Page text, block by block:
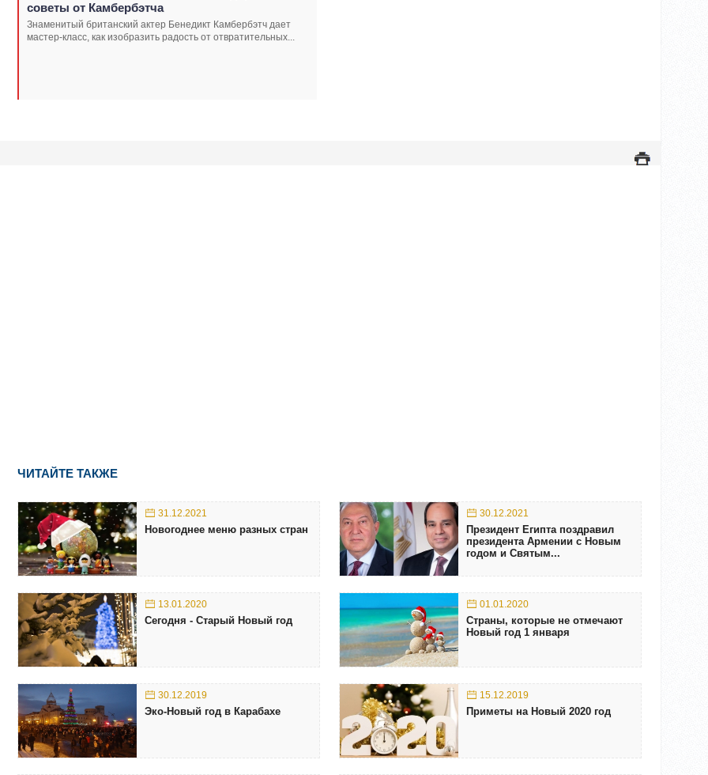
советы от Камбербэтча
Знаменитый британский актер Бенедикт Камбербэтч дает
мастер-класс, как изобразить радость от отвратительных...
ЧИТАЙТЕ ТАКЖЕ
31.12.2021
Новогоднее меню разных стран
30.12.2021
Президент Египта поздравил
президента Армении с Новым
годом и Святым...
13.01.2020
Сегодня - Старый Новый год
01.01.2020
Страны, которые не отмечают
Новый год 1 января
30.12.2019
Эко-Новый год в Карабахе
15.12.2019
Приметы на Новый 2020 год